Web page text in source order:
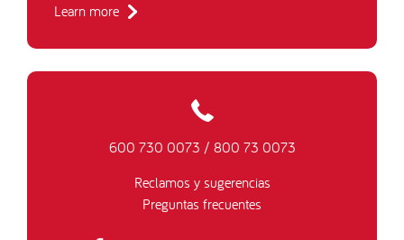
Learn more
600 730 0073 / 800 73 0073
Reclamos y sugerencias
Preguntas frecuentes